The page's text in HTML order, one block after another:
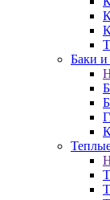
Баки и